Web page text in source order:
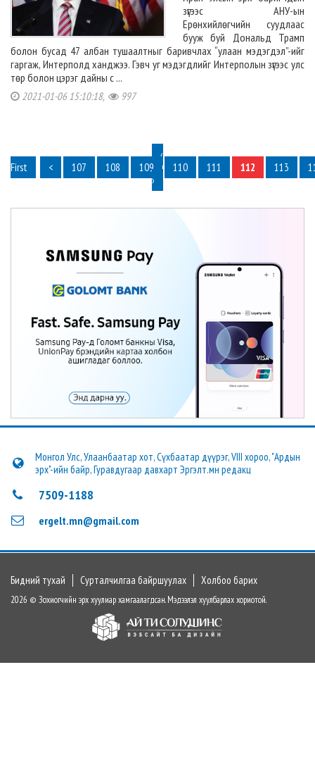
зүгээс АНУ-ын
Ерөнхийлөгчийн суудлаас
бууж буй Дональд Трамп
болон бусад 47 албан тушаалтныг баривчлах “улаан мэдэгдэл”-ийг
гаргаж, Интерполд ханджээ. Гэвч уг мэдэгдлийг Интерполын зүгээс улс
төр болон цэрэг дайны с ...
2021-01-06 15:10:18, 997
‹
First
< 107 108 109 110 111 112 113
›
Монгол Улс, Улаанбаатар хот, Сүхбаатар дүүрэг, VIII хороо, "Ардын
эрх"-ийн байр, Гуравдугаар давхарт Эргэлт.мн редакц
7509-1188
ergelt.mn@gmail.com
Бидний тухай Сурталчилгаа байршуулах Холбоо барих
2026 © Зохиогчийн эрх хуулиар хамгаалагдсан. Мэдээлэл хуулбарлах хориотой.